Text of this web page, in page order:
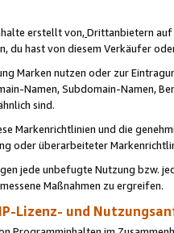
erstellt von,Drittanbietern auf
du hast von diesem Verkäufer
Marken nutzen oder zur
Namen, Subdomain-Namen,
sind.
Markenrichtlinien und die
oder überarbeiteter
jede unbefugte Nutzung bzw.
Maßnahmen zu ergreifen.
IP-Lizenz- und